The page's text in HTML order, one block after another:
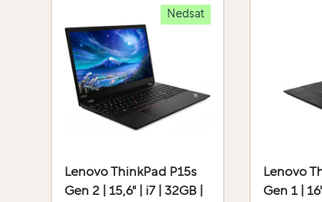
Nedsat
Lenovo ThinkPad P15s
Gen 2 | 15,6" | i7 | 32GB |
Lenovo
Gen 1 |